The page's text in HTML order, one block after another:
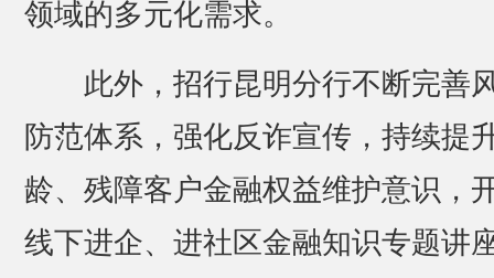
领域的多元化需求。
此外，招行昆明分行不断完善
防范体系，强化反诈宣传，持续提
龄、残障客户金融权益维护意识，
线下进企、进社区金融知识专题讲